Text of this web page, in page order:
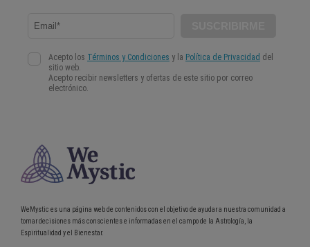
WeMystic es una página web de contenidos con el objetivo de ayudar a nuestra comunidad a
tomar decisiones más conscientes e informadas en el campo de la Astrología, la
Espiritualidad y el Bienestar.